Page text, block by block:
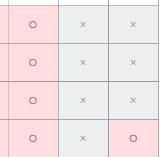
〇 × ×
〇 × ×
〇 × ×
〇 × 〇